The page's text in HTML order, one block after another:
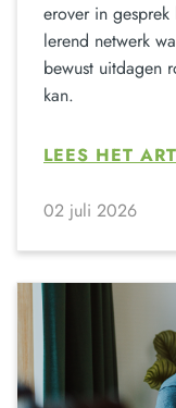
erover in
lerend netwerk
bewust uitdagen
kan.
LEES HET
02 juli 2026